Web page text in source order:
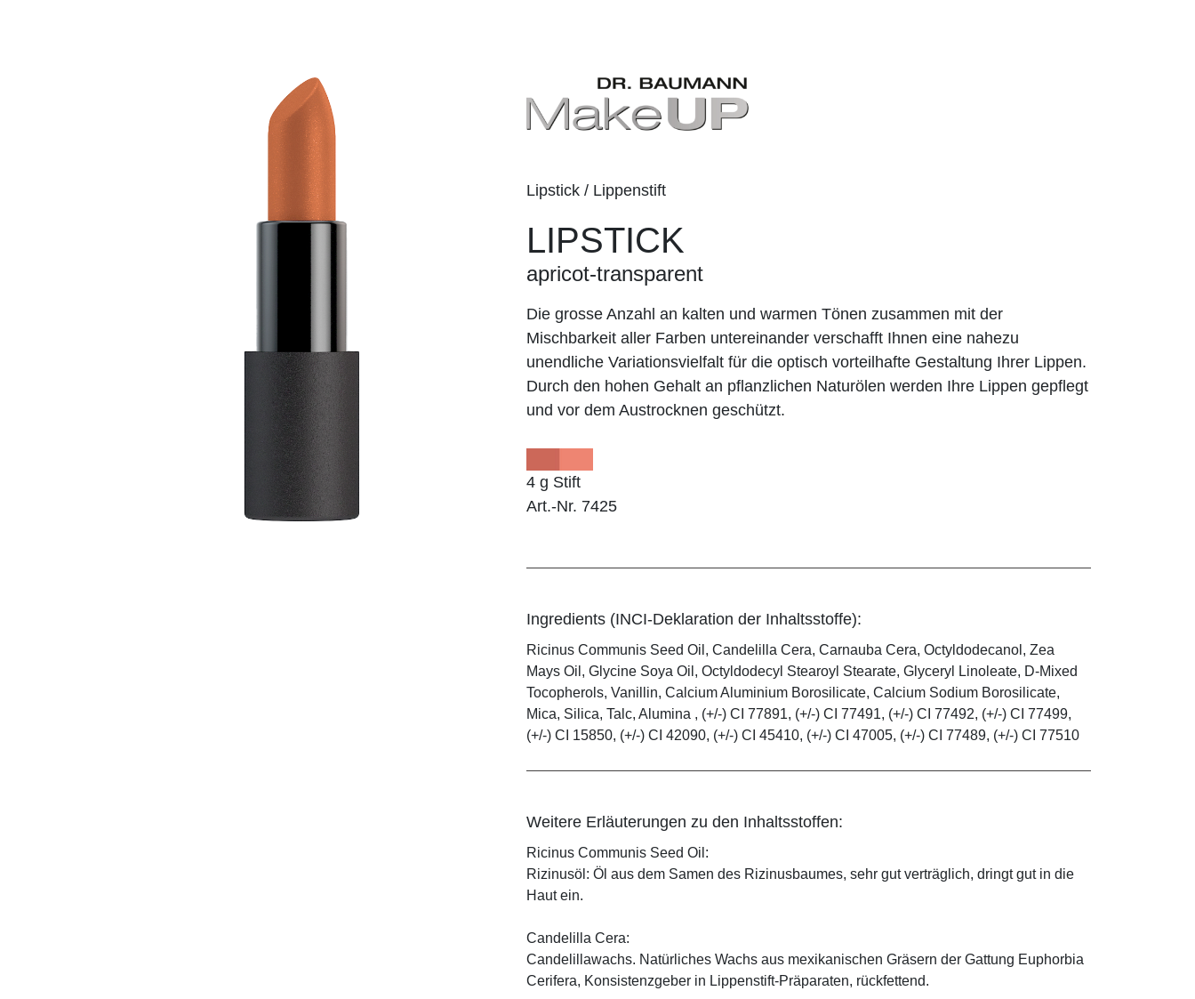
Lipstick / Lippenstift
LIPSTICK
apricot-transparent
Die grosse Anzahl an kalten und warmen Tönen zusammen mit der
Mischbarkeit aller Farben untereinander verschafft Ihnen eine nahezu
unendliche Variationsvielfalt für die optisch vorteilhafte Gestaltung Ihrer Lippen.
Durch den hohen Gehalt an pflanzlichen Naturölen werden Ihre Lippen gepflegt
und vor dem Austrocknen geschützt.
4 g Stift
Art.-Nr. 7425
Ingredients (INCI-Deklaration der Inhaltsstoffe):
Ricinus Communis Seed Oil, Candelilla Cera, Carnauba Cera, Octyldodecanol, Zea
Mays Oil, Glycine Soya Oil, Octyldodecyl Stearoyl Stearate, Glyceryl Linoleate, D-Mixed
Tocopherols, Vanillin, Calcium Aluminium Borosilicate, Calcium Sodium Borosilicate,
Mica, Silica, Talc, Alumina , (+/-) CI 77891, (+/-) CI 77491, (+/-) CI 77492, (+/-) CI 77499,
(+/-) CI 15850, (+/-) CI 42090, (+/-) CI 45410, (+/-) CI 47005, (+/-) CI 77489, (+/-) CI 77510
Weitere Erläuterungen zu den Inhaltsstoffen:
Ricinus Communis Seed Oil:
Rizinusöl: Öl aus dem Samen des Rizinusbaumes, sehr gut verträglich, dringt gut in die
Haut ein.
Candelilla Cera:
Candelillawachs. Natürliches Wachs aus mexikanischen Gräsern der Gattung Euphorbia
Cerifera, Konsistenzgeber in Lippenstift-Präparaten, rückfettend.